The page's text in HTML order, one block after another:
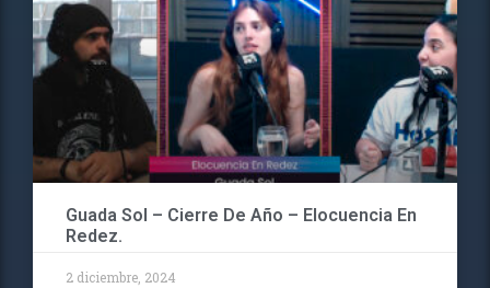
Guada Sol – Cierre De Año – Elocuencia En
Redez.
2 diciembre, 2024